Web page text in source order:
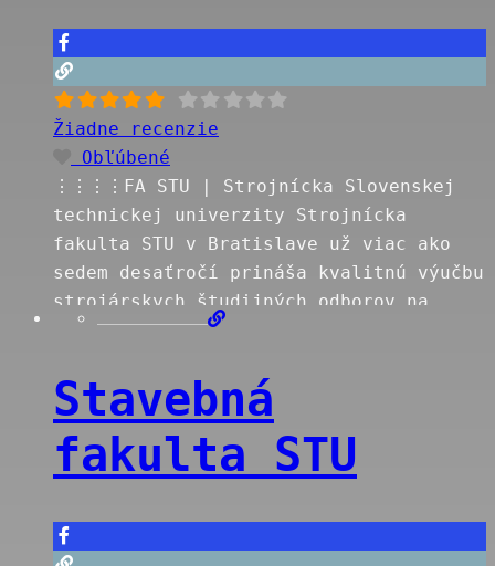
STU a vedúcich zamestnancov STU
more…
Žiadne recenzie
Obľúbené
⋮⋮⋮⋮FA STU | Strojnícka Slovenskej
technickej univerzity Strojnícka
fakulta STU v Bratislave už viac ako
sedem desaťročí prináša kvalitnú výučbu
strojárskych študijných odborov na
Slovensku. Za obdobie svojej existencie
významnej vedecko-výskumnej inštitúcie
doma i v zahraničí. Na Strojníckej
fakulte STU v Bratislave možno získať
univerzálne technické vzdelanie. Za
výrazne upevnila
Stavebná
fakulta STU